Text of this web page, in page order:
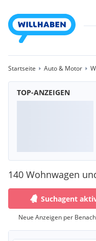
Startseite Auto & Motor
TOP-ANZEIGEN
140 Wohnwagen
Suchagent
Neue Anzeigen per